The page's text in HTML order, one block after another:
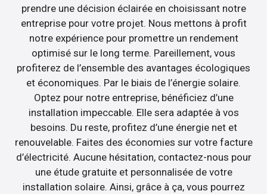
prendre une décision éclairée en choisissant notre
entreprise pour votre projet. Nous mettons à profit
notre expérience pour promettre un rendement
optimisé sur le long terme. Pareillement, vous
profiterez de l’ensemble des avantages écologiques
et économiques. Par le biais de l’énergie solaire.
Optez pour notre entreprise, bénéficiez d’une
installation impeccable. Elle sera adaptée à vos
besoins. Du reste, profitez d’une énergie net et
renouvelable. Faites des économies sur votre facture
d’électricité. Aucune hésitation, contactez-nous pour
une étude gratuite et personnalisée de votre
installation solaire. Ainsi, grâce à ça, vous pourrez